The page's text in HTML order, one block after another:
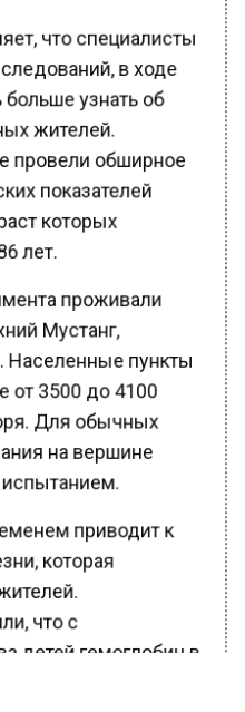
что специалисты
в ходе
узнать об
жителей.
провели обширное
показателей
которых
лет.
проживали
Мустанг,
Населенные пункты
от 3500 до 4100
Для обычных
на вершине
испытанием.
приводит к
которая
что с
детей гемоглобин в